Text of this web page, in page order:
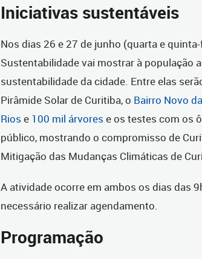
Iniciativas sustentáveis
Nos dias 26 e 27 de junho (quarta e
Sustentabilidade vai mostrar à população
sustentabilidade da cidade. Entre elas
Pirâmide Solar de Curitiba, o Bairro Novo
Rios e 100 mil árvores e os testes com os
público, mostrando o compromisso de
Mitigação das Mudanças Climáticas de
A atividade ocorre em ambos os dias das
necessário realizar agendamento.
Programação